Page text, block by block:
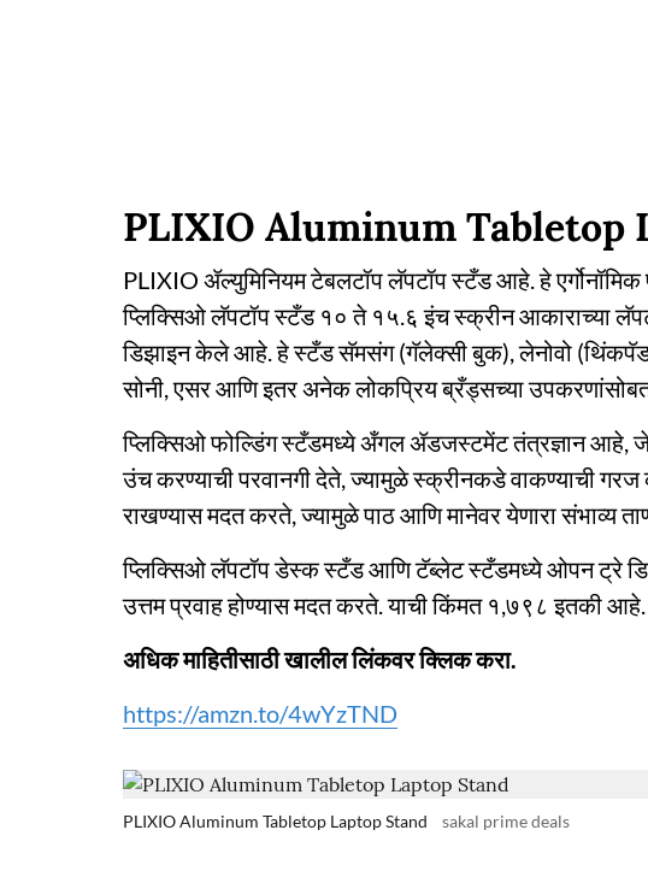
PLIXIO Aluminum Tabletop
PLIXIO ॲल्युमिनियम टेबलटॉप लॅपटॉप स्टँड आहे. हे
प्लिक्सिओ लॅपटॉप स्टँड १० ते १५.६ इंच स्क्रीन आकाराच्या
डिझाइन केले आहे. हे स्टँड सॅमसंग (गॅलेक्सी बुक), लेनोवो
सोनी, एसर आणि इतर अनेक लोकप्रिय ब्रँड्सच्या
प्लिक्सिओ फोल्डिंग स्टँडमध्ये अँगल ॲडजस्टमेंट तंत्रज्ञान आहे, जे
उंच करण्याची परवानगी देते, ज्यामुळे स्क्रीनकडे वाकण्याची
राखण्यास मदत करते, ज्यामुळे पाठ आणि मानेवर येणारा संभाव्य
प्लिक्सिओ लॅपटॉप डेस्क स्टँड आणि टॅब्लेट स्टँडमध्ये ओपन ट्रे
उत्तम प्रवाह होण्यास मदत करते. याची किंमत १,७९८ इतकी आहे.
अधिक माहितीसाठी खालील लिंकवर क्लिक करा.
https://amzn.to/4wYzTND
PLIXIO Aluminum Tabletop Laptop Stand sakal prime deals